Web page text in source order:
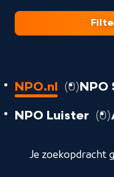
0
resultaten
geladen
NPO.nl 0 NPO
NPO Luister
0
Je zoekopdracht